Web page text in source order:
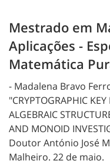
Mestrado em
Aplicações -
Matemática
- Madalena Bravo
"CRYPTOGRAPHIC
ALGEBRAIC
AND MONOID
Doutor António José
Malheiro. 22 de maio.